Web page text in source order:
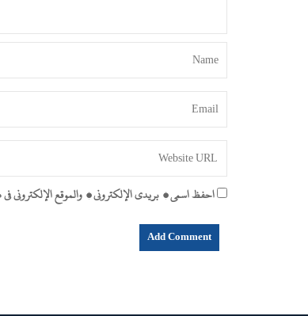
احفظ اسمي، بريدي الإلكتروني، والموقع الإلكتروني في